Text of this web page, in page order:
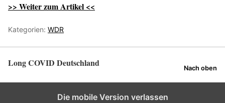
>> Weiter zum Artikel <<
Kategorien: WDR
Long COVID Deutschland Nach oben
Die mobile Version verlassen